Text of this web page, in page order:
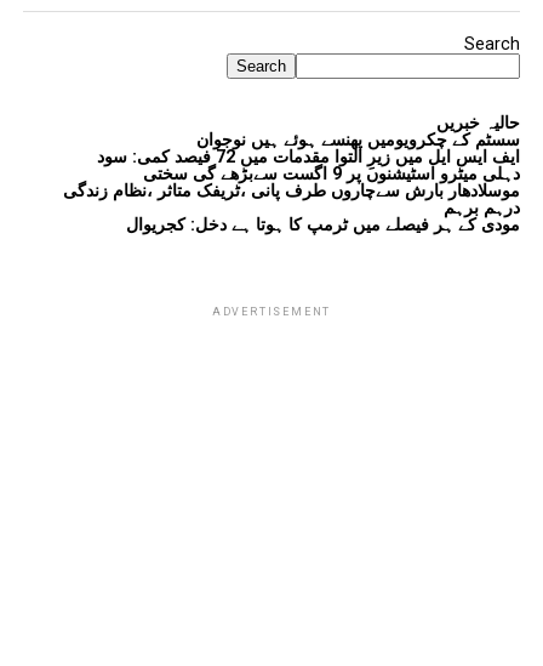
Search
Search
حالیہ خبریں
سسٹم کے چکرویومیں پھنسے ہوئے ہیں نوجوان
ایف ایس ایل میں زیرِ التوا مقدمات میں 72 فیصد کمی: سود
دہلی میٹرو اسٹیشنوں پر 9 اگست سےبڑھے گی سختی
موسلادھار بارش سےچاروں طرف پانی ،ٹریفک متاثر ،نظام زندگی
درہم برہم
مودی کے ہر فیصلے میں ٹرمپ کا ہوتا ہے دخل: کجریوال
ADVERTISEMENT